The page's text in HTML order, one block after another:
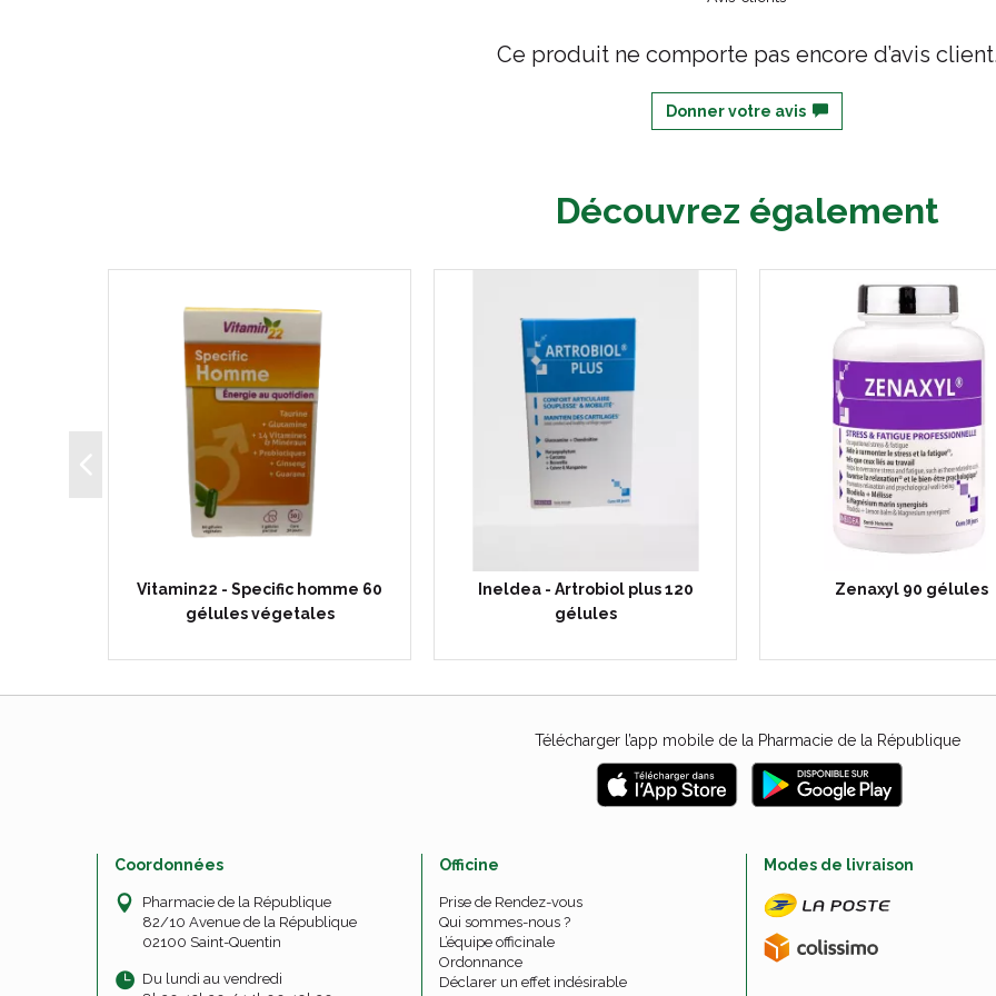
Ce produit ne comporte pas encore d’avis
Donner votre avis
Découvrez également
Vitamin22 - Specific homme 60
gélules végetales
Ineldea - Artrobiol plus 120
gélules
Zenaxyl 90 gélules
Télécharger l’app mobile de la Pharmacie de la République
Coordonnées
Pharmacie de la République
82/10 Avenue de la République
02100 Saint-Quentin
Du lundi au vendredi
Officine
Prise de Rendez-vous
Qui sommes-nous ?
L’équipe officinale
Ordonnance
Déclarer un effet indésirable
Modes de livraison